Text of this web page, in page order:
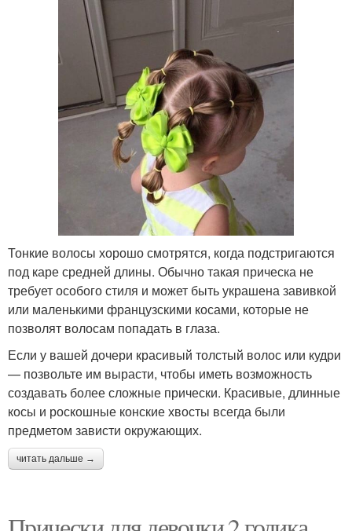
Тонкие волосы хорошо смотрятся, когда подстригаются
под каре средней длины. Обычно такая прическа не
требует особого стиля и может быть украшена завивкой
или маленькими французскими косами, которые не
позволят волосам попадать в глаза.
Если у вашей дочери красивый толстый волос или кудри
— позвольте им вырасти, чтобы иметь возможность
создавать более сложные прически. Красивые, длинные
косы и роскошные конские хвосты всегда были
предметом зависти окружающих.
читать дальше →